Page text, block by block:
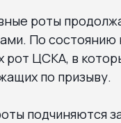
роты
По состоянию
рот ЦСКА, в
по призыву.
подчиняются